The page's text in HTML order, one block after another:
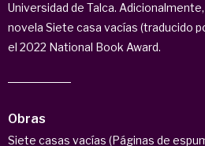
Universidad de Talca.
novela Siete casa vacías (traducido
el 2022 National Book Award.
Obras
Siete casas vacías (Páginas de